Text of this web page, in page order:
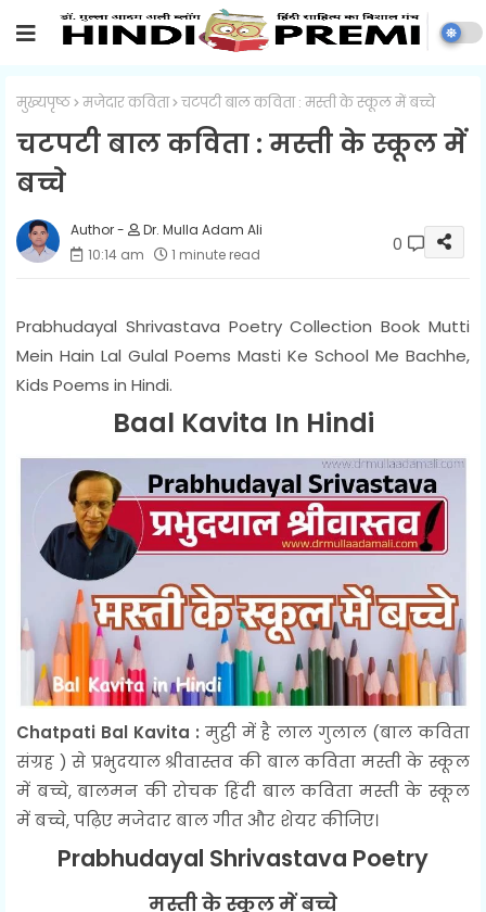
मुख्यपृष्ठ मजेदार कविता चटपटी बाल कविता : मस्ती के स्कूल में बच्चे
चटपटी बाल कविता : मस्ती के स्कूल में
बच्चे
Dr. Mulla Adam Ali
10:14 am
1 minute read 0
Prabhudayal Shrivastava Poetry Collection Book Mutti
Mein Hain Lal Gulal Poems Masti Ke School Me Bachhe,
Kids Poems in Hindi.
Baal Kavita In Hindi
Chatpati Bal Kavita : मुट्ठी में है लाल गुलाल (बाल कविता
संग्रह ) से प्रभुदयाल श्रीवास्तव की बाल कविता मस्ती के स्कूल
में बच्चे, बालमन की रोचक हिंदी बाल कविता मस्ती के स्कूल
में बच्चे, पढ़िए मजेदार बाल गीत और शेयर कीजिए।
Prabhudayal Shrivastava Poetry
मस्ती के स्कूल में बच्चे